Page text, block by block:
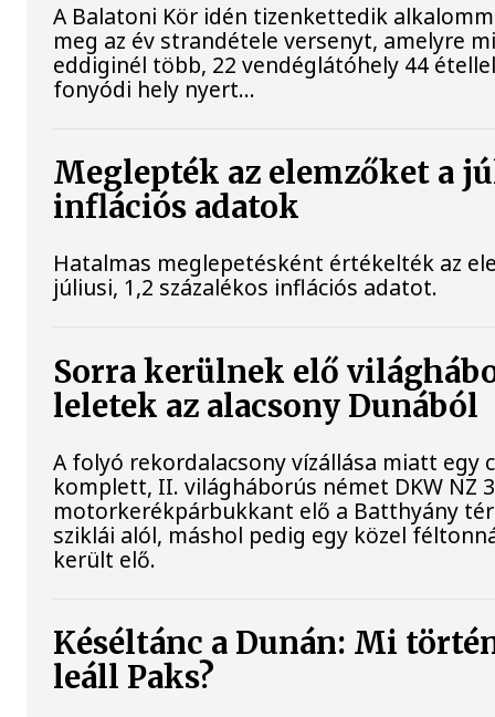
A Balatoni Kör idén tizenkettedik
meg az év strandétele versenyt, amelyre
eddiginél több, 22 vendéglátóhely 44
fonyódi hely nyert...
Meglepték az elemzőket a
inflációs adatok
Hatalmas meglepetésként értékelték az
júliusi, 1,2 százalékos inflációs adatot.
Sorra kerülnek elő
leletek az alacsony Dunából
A folyó rekordalacsony vízállása miatt egy
komplett, II. világháborús német DKW NZ
motorkerékpárbukkant elő a Batthyány
sziklái alól, máshol pedig egy közel
került elő.
Késéltánc a Dunán: Mi
leáll Paks?